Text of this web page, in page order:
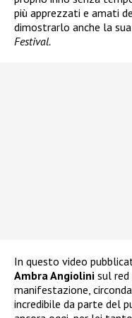
più apprezzati e amati
dimostrarlo anche la
Festival.
In questo video
Ambra Angiolini sul
manifestazione,
incredibile da parte del